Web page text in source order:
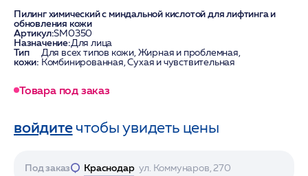
Пилинг химический с миндальной кислотой для лифтинга и
обновления кожи
Артикул:SM0350
Назначение:Для лица
Тип
кожи:
Для всех типов кожи, Жирная и проблемная,
Комбинированная, Сухая и чувствительная
Товара под заказ
войдитечтобы увидеть цены
Под заказ Краснодар ул. Коммунаров, 270